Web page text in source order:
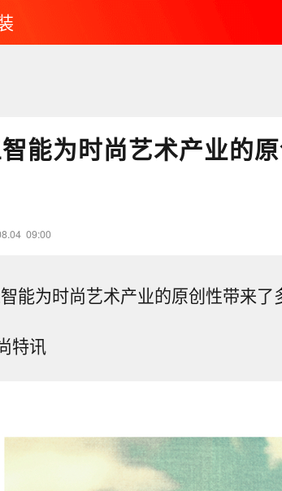
能为时尚艺术产业的
09:00
能为时尚艺术产业的原创性带来了
特讯